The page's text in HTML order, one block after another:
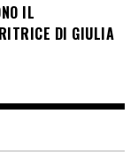
IL
DI GIULIA